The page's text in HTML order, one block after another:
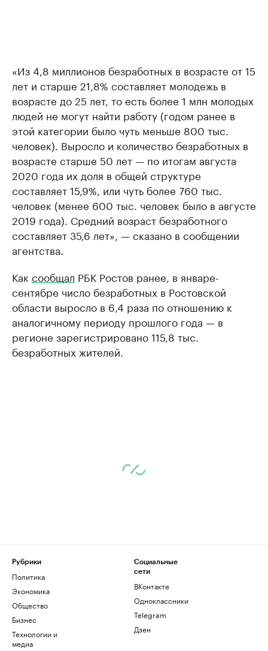
«Из 4,8 миллионов безработных в возрасте от 15
лет и старше 21,8% составляет молодежь в
возрасте до 25 лет, то есть более 1 млн молодых
людей не могут найти работу (годом ранее в
этой категории было чуть меньше 800 тыс.
человек). Выросло и количество безработных в
возрасте старше 50 лет — по итогам августа
2020 года их доля в общей структуре
составляет 15,9%, или чуть более 760 тыс.
человек (менее 600 тыс. человек было в августе
2019 года). Средний возраст безработного
составляет 35,6 лет», — сказано в сообщении
агентства.
Как сообщал РБК Ростов ранее, в январе-
сентябре число безработных в Ростовской
области выросло в 6,4 раза по отношению к
аналогичному периоду прошлого года — в
регионе зарегистрировано 115,8 тыс.
безработных жителей.
Рубрики
Политика
Экономика
Общество
Бизнес
Технологии и
медиа
Социальные
сети
ВКонтакте
Одноклассники
Telegram
Дзен